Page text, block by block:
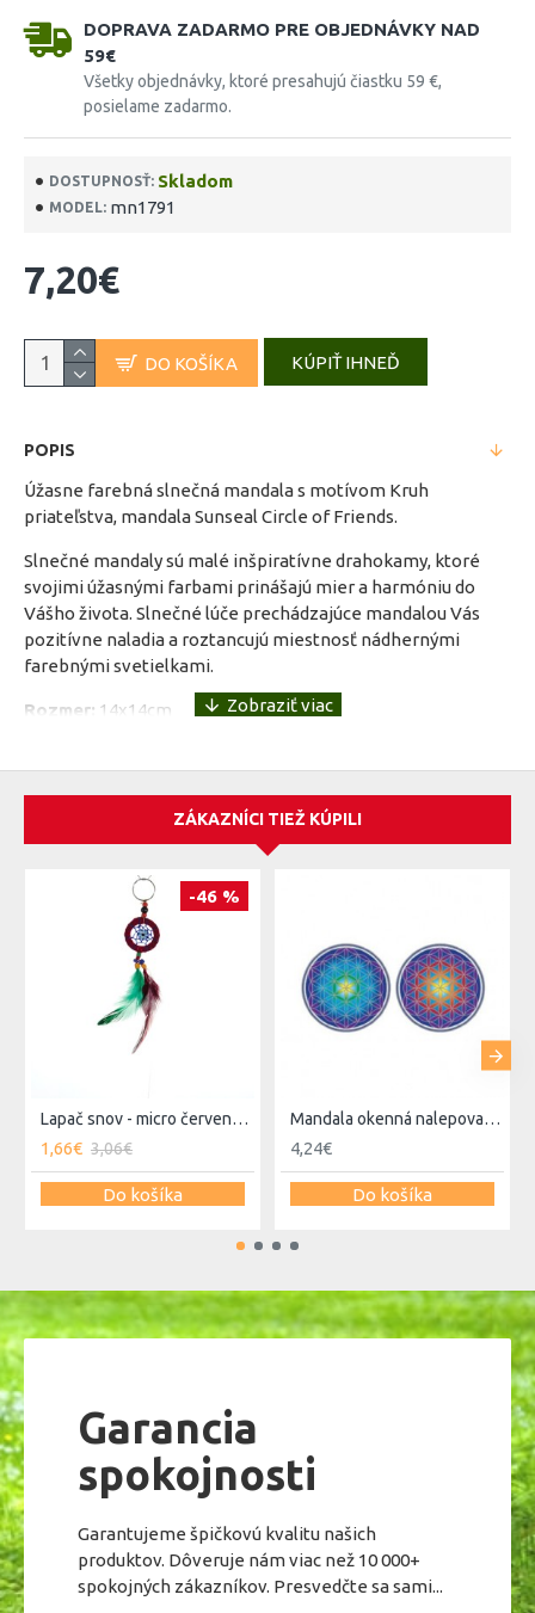
DOPRAVA ZADARMO PRE OBJEDNÁVKY NAD
59€
Všetky objednávky, ktoré presahujú čiastku 59 €,
posielame zadarmo.
DOSTUPNOSŤ: Skladom
MODEL: mn1791
7,20€
DO KOŠÍKA KÚPIŤ IHNEĎ
POPIS
Úžasne farebná slnečná mandala s motívom Kruh
priateľstva, mandala Sunseal Circle of Friends.
Slnečné mandaly sú malé inšpiratívne drahokamy, ktoré
svojimi úžasnými farbami prinášajú mier a harmóniu do
Vášho života. Slnečné lúče prechádzajúce mandalou Vás
pozitívne naladia a roztancujú miestnosť nádhernými
farebnými svetielkami.
Rozmer: 14x14cm
ZÁKAZNÍCI TIEŽ KÚPILI
-46 %
Lapač snov - micro červeno zelený
1,66€ 3,06€
Do košíka
Mandala okenná nalepovacia - Kvet života - 2 malé
4,24€
Do košíka
Garancia
spokojnosti
Garantujeme špičkovú kvalitu našich
produktov. Dôveruje nám viac než 10 000+
spokojných zákazníkov. Presvedčte sa sami...